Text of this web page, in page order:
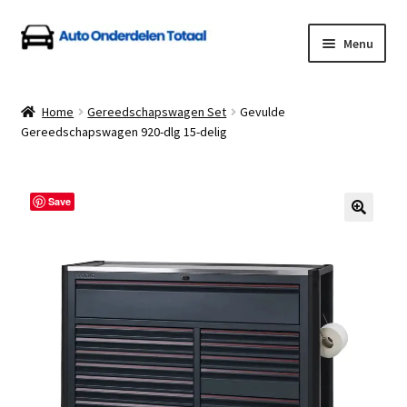
Ga
door
navigatie
Ga
naar
inhoud
Menu
Algemene Voorwaarden
Contact
Klantenservice
Home Gereedschapswagen Set
Gevulde
Gereedschapswagen 920-dlg 15-delig
Save